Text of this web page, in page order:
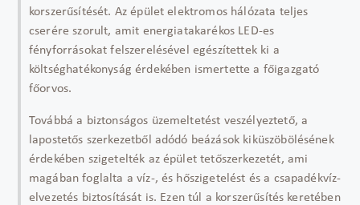
korszerűsítését. Az épület elektromos hálózata teljes
cserére szorult, amit energiatakarékos LED-es
fényforrásokat felszerelésével egészítettek ki a
költséghatékonyság érdekében ismertette a főigazgató
főorvos.
Továbbá a biztonságos üzemeltetést veszélyeztető, a
lapostetős szerkezetből adódó beázások kiküszöbölésének
érdekében szigetelték az épület tetőszerkezetét, ami
magában foglalta a víz-, és hőszigetelést és a csapadékvíz-
elvezetés biztosítását is. Ezen túl a korszerűsítés keretében